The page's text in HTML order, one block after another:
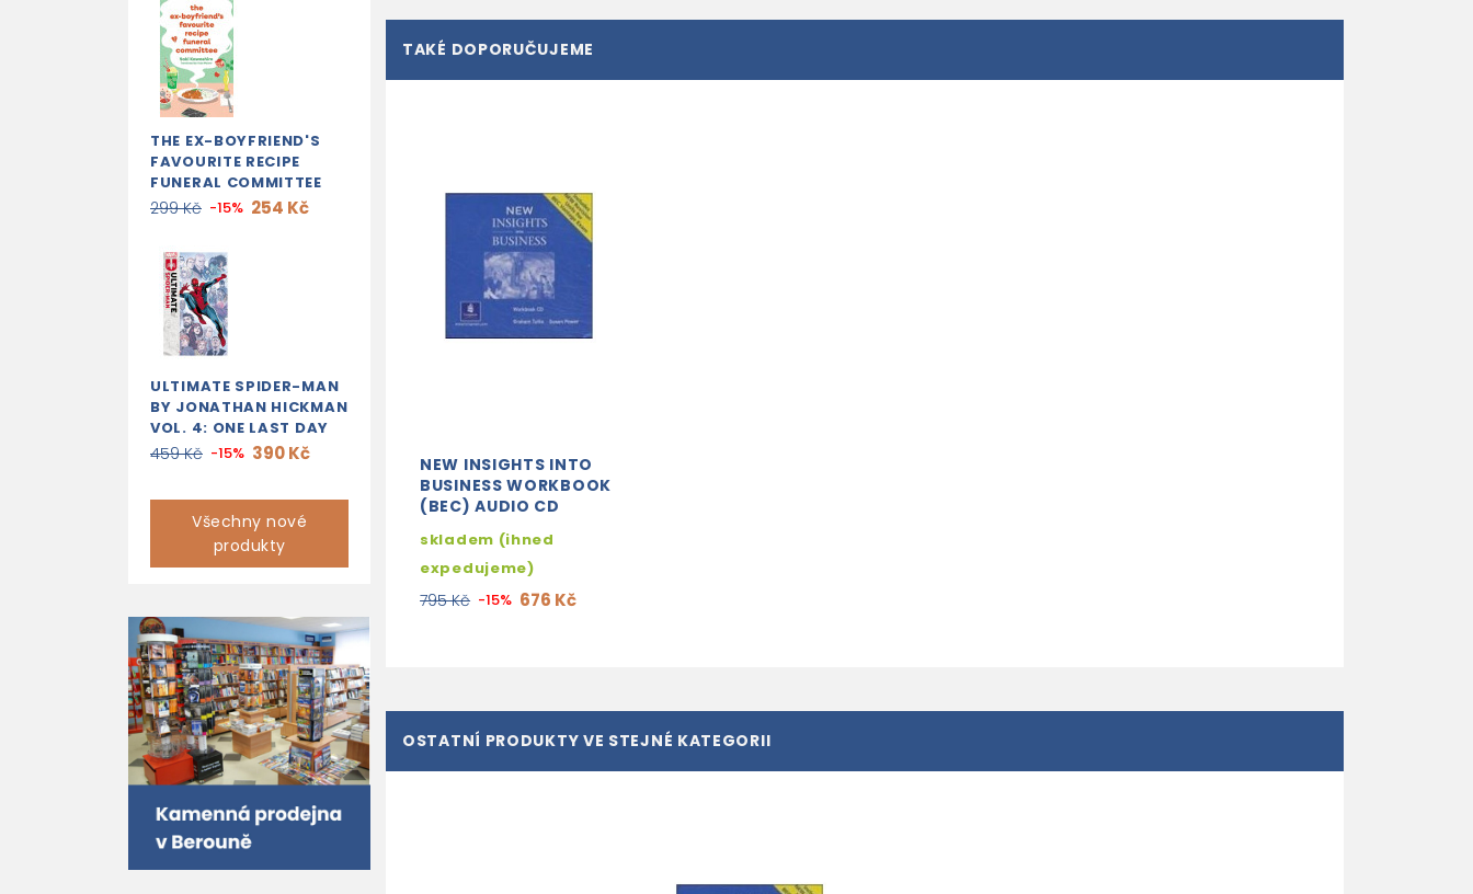
THE EX-BOYFRIEND'S
FAVOURITE RECIPE
FUNERAL COMMITTEE
299 Kč -15% 254 Kč
ULTIMATE SPIDER-MAN
BY JONATHAN HICKMAN
VOL. 4: ONE LAST DAY
459 Kč -15% 390 Kč
Všechny nové
produkty
TAKÉ DOPORUČUJEME
NEW INSIGHTS INTO
BUSINESS WORKBOOK
(BEC) AUDIO CD
skladem (ihned
expedujeme)
795 Kč -15% 676 Kč
OSTATNÍ PRODUKTY VE STEJNÉ KATEGORII